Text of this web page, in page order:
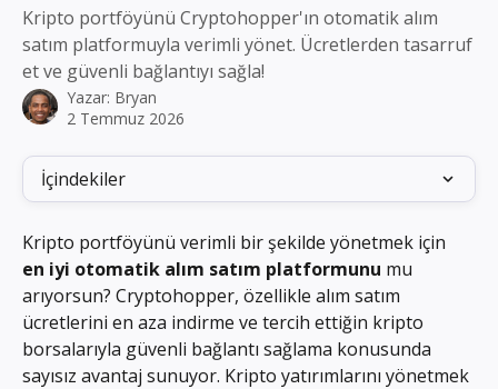
Kripto portföyünü Cryptohopper'ın otomatik alım
satım platformuyla verimli yönet. Ücretlerden tasarruf
et ve güvenli bağlantıyı sağla!
Yazar: Bryan
2 Temmuz 2026
İçindekiler
Kripto portföyünü verimli bir şekilde yönetmek için
en iyi otomatik alım satım platformunu mu
arıyorsun? Cryptohopper, özellikle alım satım
ücretlerini en aza indirme ve tercih ettiğin kripto
borsalarıyla güvenli bağlantı sağlama konusunda
sayısız avantaj sunuyor. Kripto yatırımlarını yönetmek